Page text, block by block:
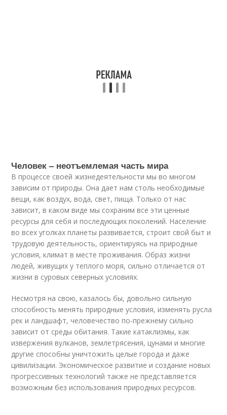
Человек – неотъемлемая часть мира
В процессе своей жизнедеятельности мы во многом
зависим от природы. Она дает нам столь необходимые
вещи, как воздух, вода, свет, пища. Только от нас
зависит, в каком виде мы сохраним все эти ценные
ресурсы для себя и последующих поколений. Население
во всех уголках планеты развивается, строит свой быт и
трудовую деятельность, ориентируясь на природные
условия, климат в месте проживания. Образ жизни
людей, живущих у теплого моря, сильно отличается от
жизни в суровых северных условиях.
Несмотря на свою, казалось бы, довольно сильную
способность менять природные условия, изменять русла
рек и ландшафт, человечество по-прежнему сильно
зависит от среды обитания. Такие катаклизмы, как
извержения вулканов, землетрясения, цунами и многие
другие способны уничтожить целые города и даже
цивилизации. Экономическое развитие и создание новых
прогрессивных технологий также не представляется
возможным без использования природных ресурсов.